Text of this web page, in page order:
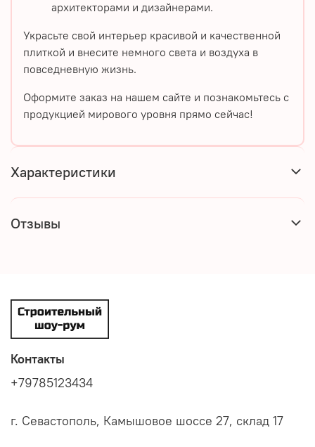
архитекторами и дизайнерами.
Украсьте свой интерьер красивой и качественной
плиткой и внесите немного света и воздуха в
повседневную жизнь.
Оформите заказ на нашем сайте и познакомьтесь с
продукцией мирового уровня прямо сейчас!
Характеристики
Отзывы
Контакты
+79785123434
г. Севастополь, Камышовое шоссе 27, склад 17